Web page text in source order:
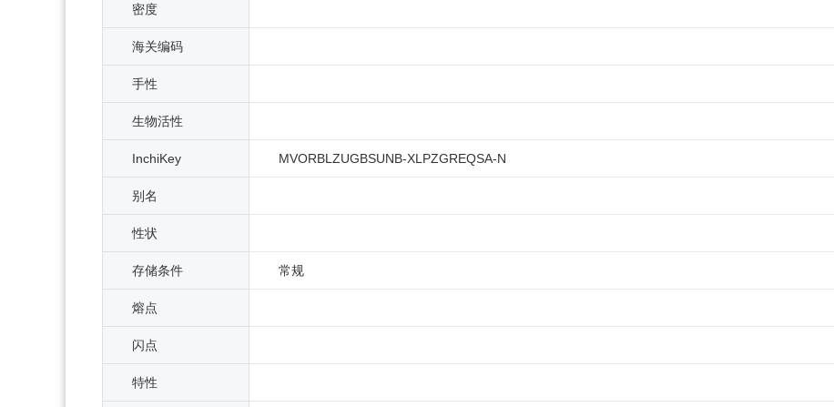
密度
海关编码
手性
生物活性
InchiKey MVORBLZUGBSUNB-XLPZGREQSA-N
别名
性状
存储条件 常规
熔点
闪点
特性